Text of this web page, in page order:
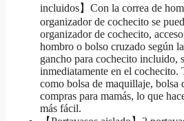
incluidos】Con la correa de
organizador de cochecito se
organizador de cochecito,
hombro o bolso cruzado según
gancho para cochecito incluido,
inmediatamente en el cochecito.
como bolsa de maquillaje, bolsa
compras para mamás, lo que
más fácil.